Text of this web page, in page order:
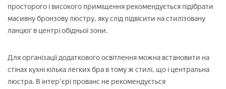
просторого і високого приміщення рекомендується підібрати
масивну бронзову люстру, яку слід підвісити на стилізовану
ланцюг в центрі обідньої зони.
Для організації додаткового освітлення можна встановити на
стінах кухні кілька легких бра в тому ж стилі, що і центральна
люстра. В інтер'єрі прованс не рекомендується